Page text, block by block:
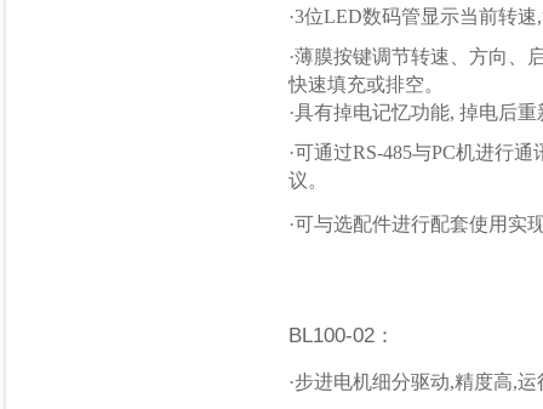
·3位LED数码管显示当前转
·薄膜按键调节转速、方向、
快速填充或排空。
·具有掉电记忆功能, 掉电后重
·可通过RS-485与PC机进行
议。
·可与选配件进行配套使用实
BL100-02：
·步进电机细分驱动,精度